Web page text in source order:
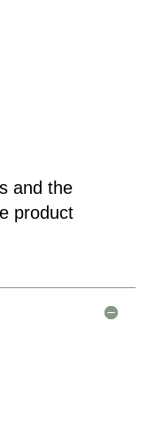
and the
product